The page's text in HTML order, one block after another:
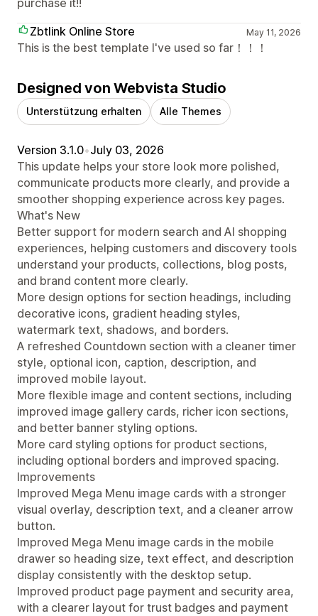
purchase it!!
Zbtlink Online Store
May 11, 2026
This is the best template I've used so far！！！
Designed von Webvista Studio
Unterstützung erhalten Alle Themes
Version 3.1.0•July 03, 2026
This update helps your store look more polished,
communicate products more clearly, and provide a
smoother shopping experience across key pages.
What's New
Better support for modern search and AI shopping
experiences, helping customers and discovery tools
understand your products, collections, blog posts,
and brand content more clearly.
More design options for section headings, including
decorative icons, gradient heading styles,
watermark text, shadows, and borders.
A refreshed Countdown section with a cleaner timer
style, optional icon, caption, description, and
improved mobile layout.
More flexible image and content sections, including
improved image gallery cards, richer icon sections,
and better banner styling options.
More card styling options for product sections,
including optional borders and improved spacing.
Improvements
Improved Mega Menu image cards with a stronger
visual overlay, description text, and a cleaner arrow
button.
Improved Mega Menu image cards in the mobile
drawer so heading size, text effect, and description
display consistently with the desktop setup.
Improved product page payment and security area,
with a clearer layout for trust badges and payment